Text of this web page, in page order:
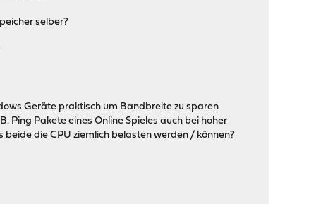
selber?
Geräte praktisch um Bandbreite zu sparen
Ping Pakete eines Online Spieles auch bei hoher
die CPU ziemlich belasten werden / können?